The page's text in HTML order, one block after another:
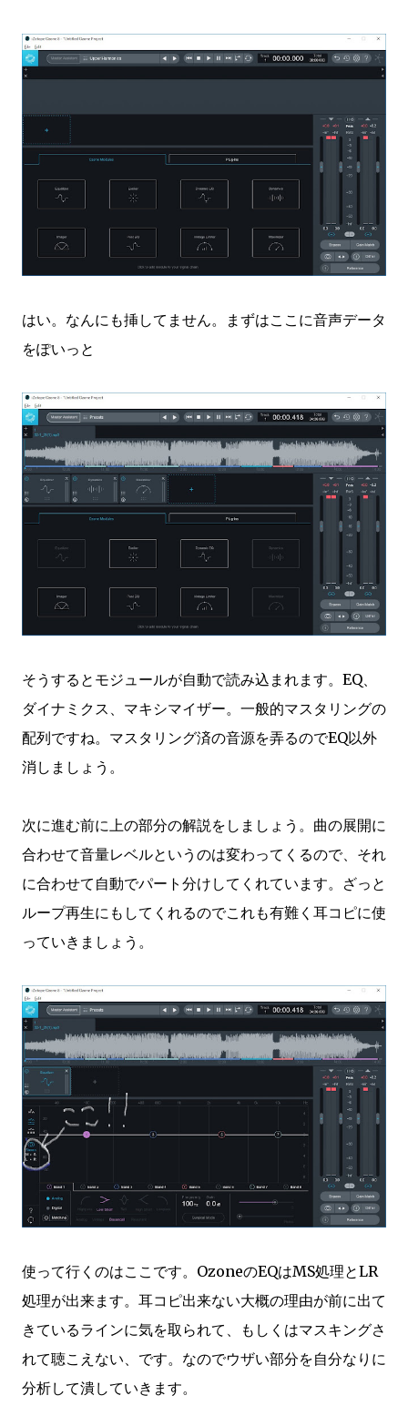
はい。なんにも挿してません。まずはここに音声データ
をぽいっと
そうするとモジュールが自動で読み込まれます。EQ、
ダイナミクス、マキシマイザー。一般的マスタリングの
配列ですね。マスタリング済の音源を弄るのでEQ以外
消しましょう。
次に進む前に上の部分の解説をしましょう。曲の展開に
合わせて音量レベルというのは変わってくるので、それ
に合わせて自動でパート分けしてくれています。ざっと
ループ再生にもしてくれるのでこれも有難く耳コピに使
っていきましょう。
使って行くのはここです。OzoneのEQはMS処理とLR
処理が出来ます。耳コピ出来ない大概の理由が前に出て
きているラインに気を取られて、もしくはマスキングさ
れて聴こえない、です。なのでウザい部分を自分なりに
分析して潰していきます。